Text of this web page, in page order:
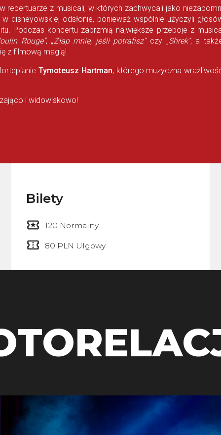
repertuarze z musicali, w których zachwycali jako
disneyowskiej odsłonie, ponieważ wspólnie użyczyli
Podczas koncertu zabrzmią największe przeboje z
Rouge”, „Złap mnie, jeśli potrafisz” czy „Shrek”, a
z filmową magią!
Tymoteusz Hartman, którego muzyczna
i widowiskowo!
Bilety
120 Normalny
80 PLN Ulgowy